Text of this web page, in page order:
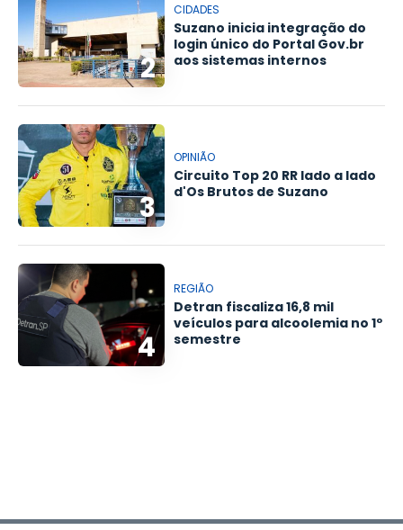
2
CIDADES
Suzano inicia integração do
login único do Portal Gov.br
aos sistemas internos
3
OPINIÃO
Circuito Top 20 RR lado a lado
d'Os Brutos de Suzano
4
REGIÃO
Detran fiscaliza 16,8 mil
veículos para alcoolemia no 1º
semestre